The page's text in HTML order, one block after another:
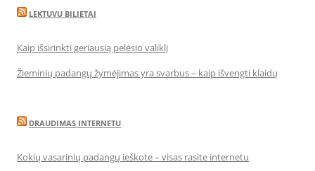
LEKTUVU BILIETAI
Kaip išsirinkti geriausią pelėsio valiklį
Žieminių padangų žymėjimas yra svarbus – kaip išvengti klaidų
DRAUDIMAS INTERNETU
Kokių vasarinių padangų ieškote – visas rasite internetu